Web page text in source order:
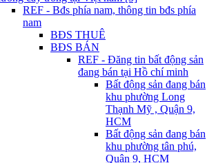
REF - Bđs phía nam, thông tin bđs phía
nam
BĐS THUÊ
BĐS BÁN
REF - Đăng tin bất động sản
đang bán tại Hồ chí minh
Bất động sản đang bán
khu phường Long
Thạnh Mỹ , Quận 9,
HCM
Bất động sản đang bán
khu phường tân phú,
Quận 9, HCM